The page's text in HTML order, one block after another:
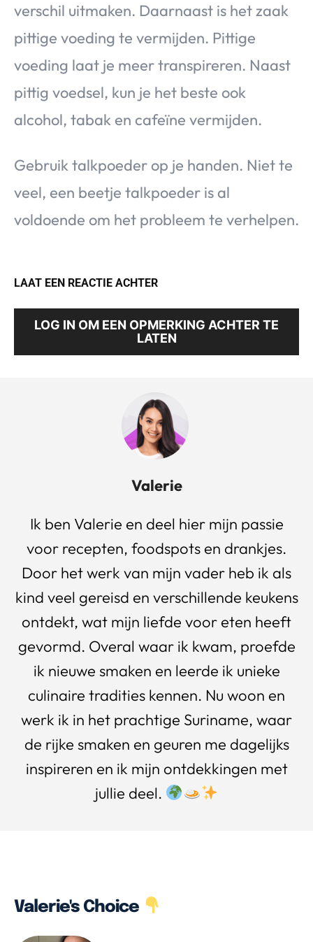
verschil uitmaken. Daarnaast is het zaak
pittige voeding te vermijden. Pittige
voeding laat je meer transpireren. Naast
pittig voedsel, kun je het beste ook
alcohol, tabak en cafeïne vermijden.
Gebruik talkpoeder op je handen. Niet te
veel, een beetje talkpoeder is al
voldoende om het probleem te verhelpen.
LAAT EEN REACTIE ACHTER
LOG IN OM EEN OPMERKING ACHTER TE
LATEN
Valerie
Ik ben Valerie en deel hier mijn passie
voor recepten, foodspots en drankjes.
Door het werk van mijn vader heb ik als
kind veel gereisd en verschillende keukens
ontdekt, wat mijn liefde voor eten heeft
gevormd. Overal waar ik kwam, proefde
ik nieuwe smaken en leerde ik unieke
culinaire tradities kennen. Nu woon en
werk ik in het prachtige Suriname, waar
de rijke smaken en geuren me dagelijks
inspireren en ik mijn ontdekkingen met
jullie deel.
Valerie's Choice